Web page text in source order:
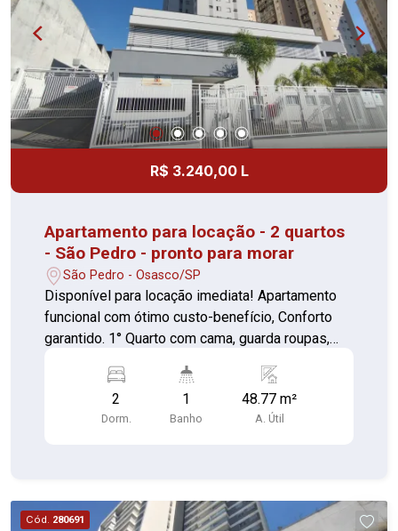
variedade de comércios, serviços, escolas e
transporte público.
R$ 3.240,00 L
Apartamento para locação - 2 quartos
- São Pedro - pronto para morar
São Pedro - Osasco/SP
Disponível para locação imediata! Apartamento
funcional com ótimo custo-benefício, Conforto
garantido. 1° Quarto com cama, guarda roupas,
guarda roupas, 02 criados mudo e TV. Sala com
sofá, TV, Rack, mesa, cadeira, frigobar e
prateleira. Cozinha com armários, geladeira,
portaria 24 horas, elevador, academia, piscina,
2
Dorm.
1
Banho
48.77 m²
A. Útil
Cód. 280691